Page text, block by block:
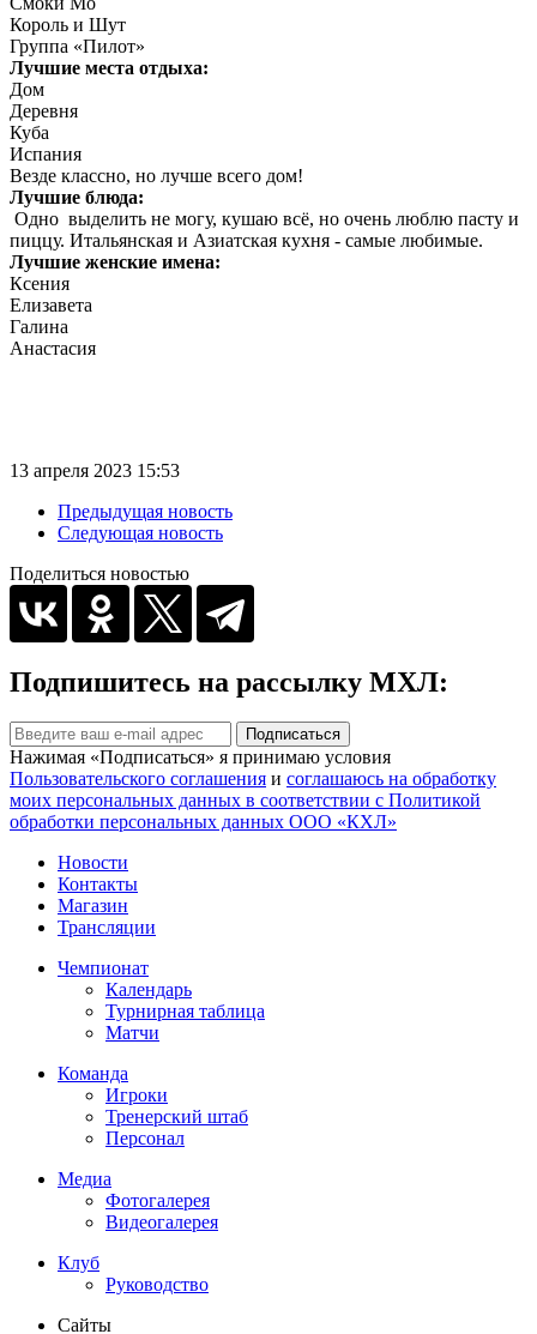
Король и Шут
Группа «Пилот»
Лучшие места отдыха:
Дом
Деревня
Куба
Испания
Везде классно, но лучше всего дом!
Лучшие блюда:
Одно выделить не могу, кушаю всё, но очень люблю пасту и
пиццу. Итальянская и Азиатская кухня - самые любимые.
Лучшие женские имена:
Ксения
Елизавета
Галина
Анастасия
13 апреля 2023 15:53
Предыдущая новость
Следующая новость
Поделиться новостью
Подпишитесь на рассылку МХЛ:
Подписаться
Нажимая «Подписаться» я принимаю условия
Пользовательского соглашения и соглашаюсь на обработку
моих персональных данных в соответствии с Политикой
обработки персональных данных ООО «КХЛ»
Новости
Контакты
Магазин
Трансляции
Чемпионат
Календарь
Турнирная таблица
Матчи
Команда
Игроки
Тренерский штаб
Персонал
Медиа
Фотогалерея
Видеогалерея
Клуб
Руководство
Сайты